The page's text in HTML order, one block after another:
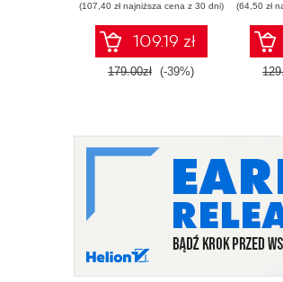
rozruch,
bezpieczeństwo i
dużo więcej. Wydanie
VII
(107,40 zł najniższa cena z 30 dni)
109.19 zł
179.00zł (-39%)
(64,50 zł